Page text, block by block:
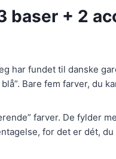
baser + 2
har fundet til danske
blå”. Bare fem farver, du
farver. De fylder
for det er dét,